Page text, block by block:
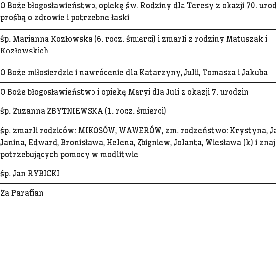
O Boże błogosławieństwo, opiekę św. Rodziny dla Teresy z okazji 70.
prośbą o zdrowie i potrzebne łaski
śp. Marianna Kozłowska (6. rocz. śmierci) i zmarli z rodziny Matuszak i
Kozłowskich
O Boże miłosierdzie i nawrócenie dla Katarzyny, Julii, Tomasza i Jakuba
O Boże błogosławieństwo i opiekę Maryi dla Juli z okazji 7. urodzin
śp. Zuzanna ZBYTNIEWSKA (1. rocz. śmierci)
śp. zmarli rodziców: MIKOSÓW, WAWERÓW, zm. rodzeństwo: Krystyna,
Janina, Edward, Bronisława, Helena, Zbigniew, Jolanta, Wiesława (k) i
potrzebujących pomocy w modlitwie
śp. Jan RYBICKI
Za Parafian